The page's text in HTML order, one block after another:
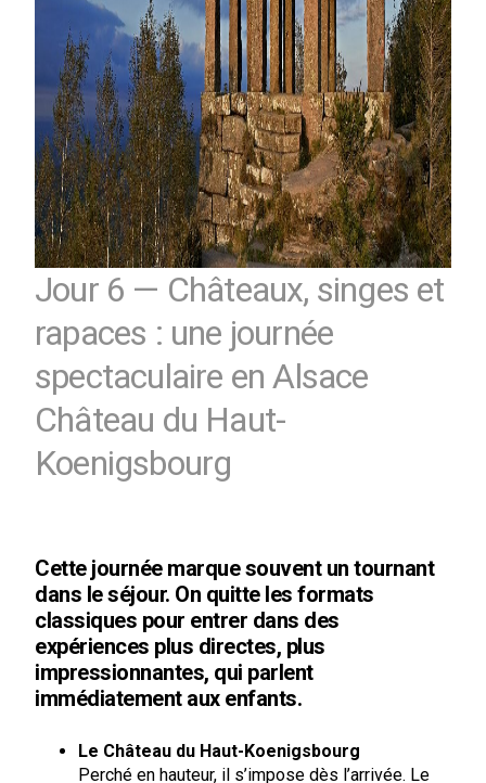
Jour 6 — Châteaux, singes et
rapaces : une journée
spectaculaire en Alsace
Château du Haut-
Koenigsbourg
Cette journée marque souvent un tournant
dans le séjour. On quitte les formats
classiques pour entrer dans des
expériences plus directes, plus
impressionnantes, qui parlent
immédiatement aux enfants.
Le Château du Haut-Koenigsbourg
Perché en hauteur, il s’impose dès l’arrivée. Le